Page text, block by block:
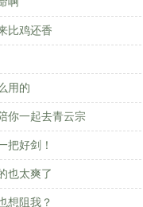
比鸡还香
用的
你一起去青云宗
把好剑！
也太爽了
想阻我？